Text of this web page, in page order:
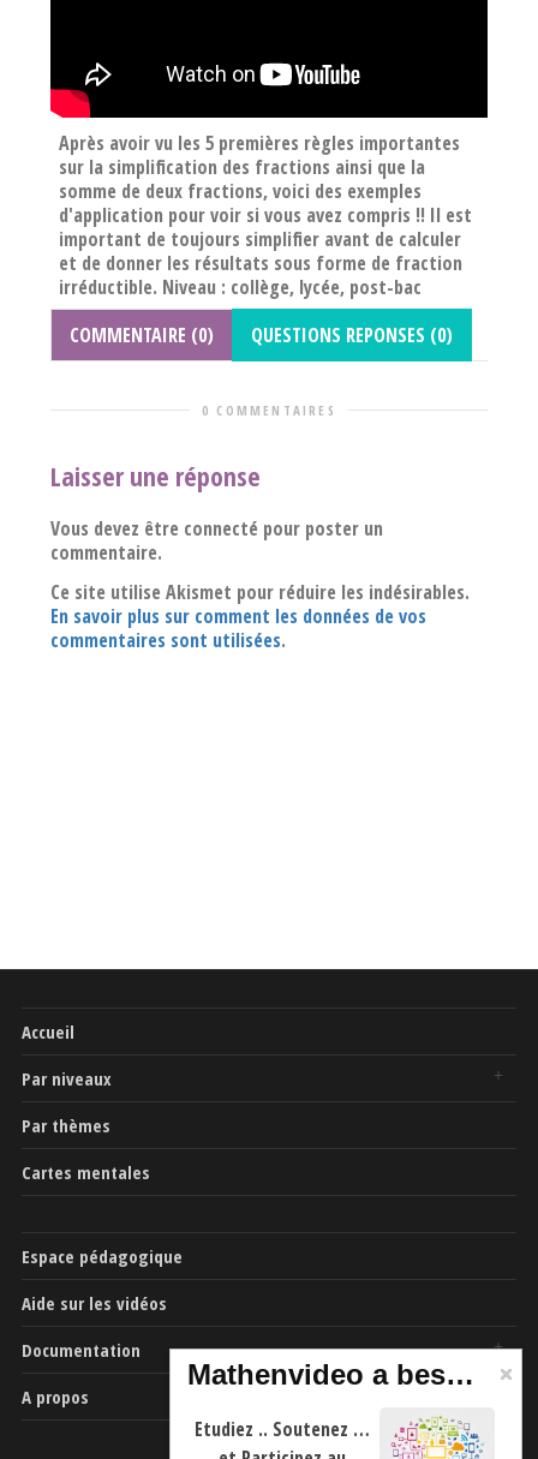
Après avoir vu les 5 premières règles importantes
sur la simplification des fractions ainsi que la
somme de deux fractions, voici des exemples
d'application pour voir si vous avez compris !! Il est
important de toujours simplifier avant de calculer
et de donner les résultats sous forme de fraction
irréductible. Niveau : collège, lycée, post-bac
COMMENTAIRE (0)
QUESTIONS REPONSES (0)
0 COMMENTAIRES
Laisser une réponse
Vous devez être connecté pour poster un
commentaire.
Ce site utilise Akismet pour réduire les indésirables.
En savoir plus sur comment les données de vos
commentaires sont utilisées.
Accueil
Par niveaux
Par thèmes
Cartes mentales
Espace pédagogique
Aide sur les vidéos
Documentation
A propos
Mathenvideo a besoin de vous
Etudiez .. Soutenez …